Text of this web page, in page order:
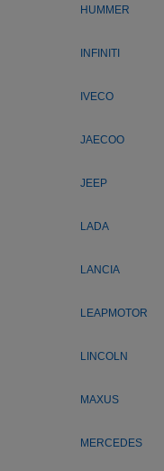
HUMMER
INFINITI
IVECO
JAECOO
JEEP
LADA
LANCIA
LEAPMOTOR
LINCOLN
MAXUS
MERCEDES